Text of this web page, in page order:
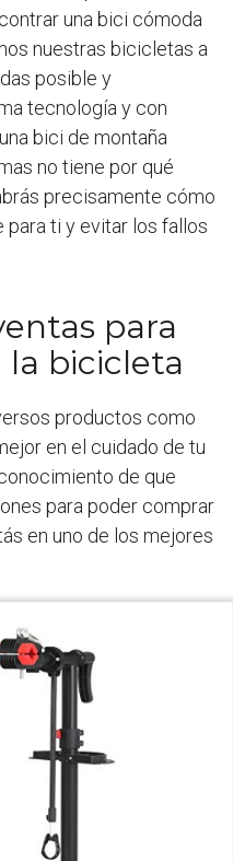
una bici cómoda
nuestras bicicletas a
posible y
tecnología y con
bici de montaña
no tiene por qué
precisamente cómo
ti y evitar los fallos
para
la bicicleta
productos como
en el cuidado de tu
de que
para poder comprar
en uno de los mejores